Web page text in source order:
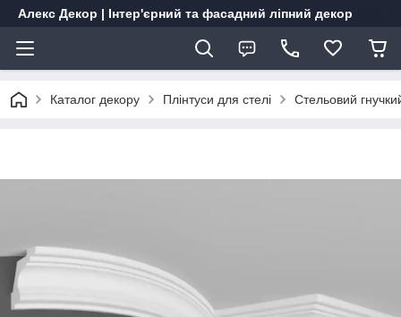
Алекс Декор | Інтер'єрний та фасадний ліпний декор
Каталог декору Плінтуси для стелі Стельовий